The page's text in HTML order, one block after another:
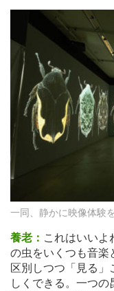
一同、静かに映像体験
養老： これはいいよ
の虫をいくつも音楽
区別しつつ「見る」
しくできる。一つ